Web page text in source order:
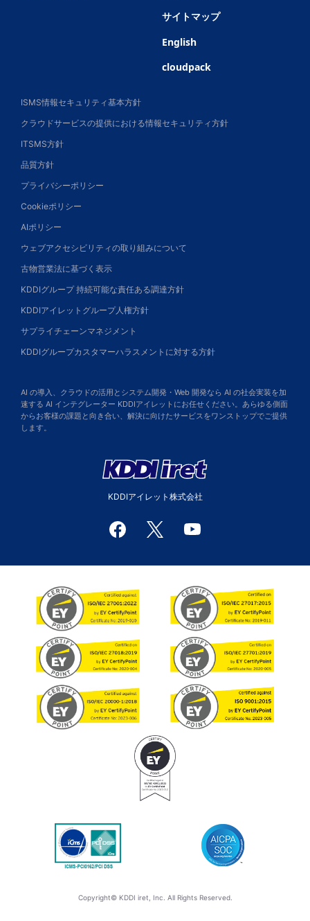
サイトマップ
English
cloudpack
ISMS情報セキュリティ基本方針
クラウドサービスの提供における情報セキュリティ方針
ITSMS方針
品質方針
プライバシーポリシー
Cookieポリシー
AIポリシー
ウェブアクセシビリティの取り組みについて
古物営業法に基づく表示
KDDIグループ 持続可能な責任ある調達方針
KDDIアイレットグループ人権方針
サプライチェーンマネジメント
KDDIグループカスタマーハラスメントに対する方針
AI の導入、クラウドの活用とシステム開発・Web 開発なら AI の社会実装を加
速する AI インテグレーター KDDIアイレットにお任せください。あらゆる側面
からお客様の課題と向き合い、解決に向けたサービスをワンストップでご提供
します。
KDDIアイレット株式会社
Copyright© KDDI iret, Inc. All Rights Reserved.